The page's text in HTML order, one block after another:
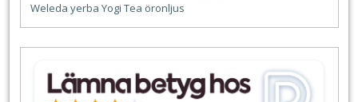
Weleda yerba Yogi Tea öronljus